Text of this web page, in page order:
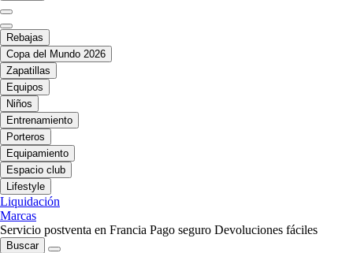
Rebajas
Copa del Mundo 2026
Zapatillas
Equipos
Niños
Entrenamiento
Porteros
Equipamiento
Espacio club
Lifestyle
Liquidación
Marcas
Servicio postventa en Francia Pago seguro Devoluciones fáciles
Buscar